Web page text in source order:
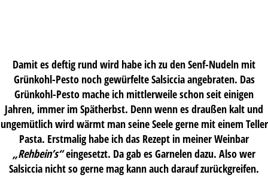
Damit es deftig rund wird habe ich zu den Senf-Nudeln mit
Grünkohl-Pesto noch gewürfelte Salsiccia angebraten. Das
Grünkohl-Pesto mache ich mittlerweile schon seit einigen
Jahren, immer im Spätherbst. Denn wenn es draußen kalt und
ungemütlich wird wärmt man seine Seele gerne mit einem Teller
Pasta. Erstmalig habe ich das Rezept in meiner Weinbar
„Rehbein’s“eingesetzt. Da gab es Garnelen dazu. Also wer
Salsiccia nicht so gerne mag kann auch darauf zurückgreifen.